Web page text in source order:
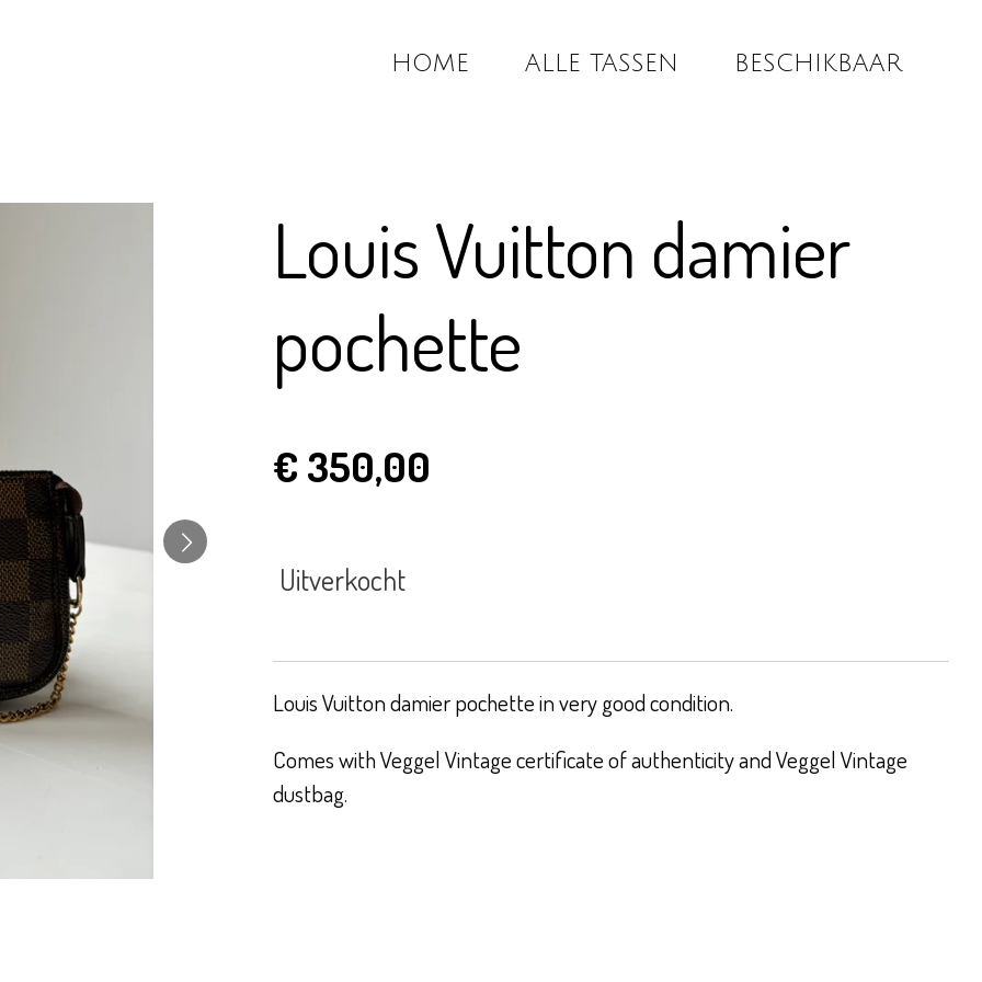
HOME ALLE TASSEN BESCHIKBAAR
Louis Vuitton damier
pochette
€ 350,00
Uitverkocht
Louis Vuitton damier pochette in very good condition.
Comes with Veggel Vintage certificate of authenticity and Veggel Vintage
dustbag.